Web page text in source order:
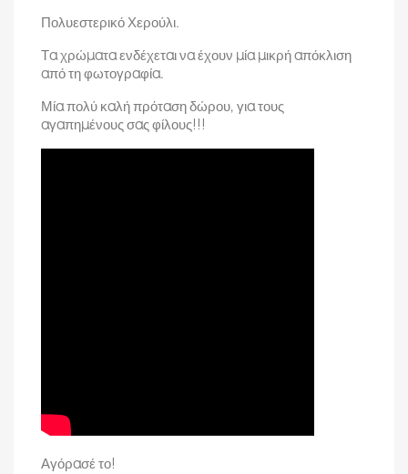
Πολυεστερικό Χερούλι.
Τα χρώματα ενδέχεται να έχουν μία μικρή απόκλιση
από τη φωτογραφία.
Μία πολύ καλή πρόταση δώρου, για τους
αγαπημένους σας φίλους!!!
Αγόρασέ το!